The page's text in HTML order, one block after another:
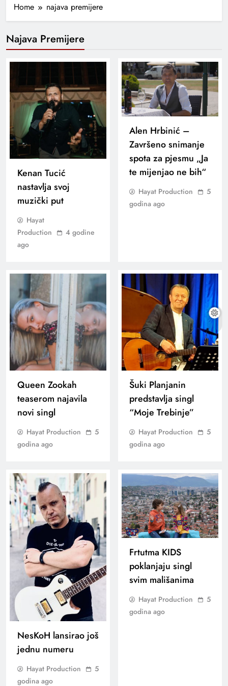
Home najava premijere
Najava Premijere
Kenan Tucić
nastavlja svoj
muzički put
Hayat
Production
4 godine
ago
Alen Hrbinić –
Završeno snimanje
spota za pjesmu „Ja
te mijenjao ne bih“
Hayat Production
5
godina ago
Queen Zookah
teaserom najavila
novi singl
Hayat Production
5
godina ago
Šuki Planjanin
predstavlja singl
“Moje Trebinje”
Hayat Production
5
godina ago
NesKoH lansirao još
jednu numeru
Hayat Production
5
godina ago
Frtutma KIDS
poklanjaju singl
svim mališanima
Hayat Production
5
godina ago